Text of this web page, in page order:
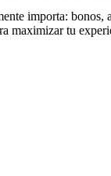
importa:
maximizar tu